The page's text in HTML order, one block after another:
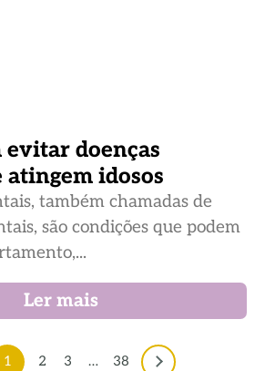
evitar doenças
idosos
também chamadas de
são condições que podem
Ler mais
1 2 3 … 38